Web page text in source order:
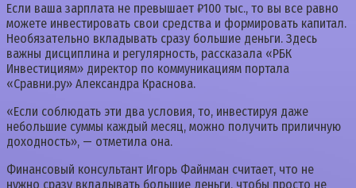
Если ваша зарплата не превышает ₽100 тыс., то вы все равно
можете инвестировать свои средства и формировать капитал.
Необязательно вкладывать сразу большие деньги. Здесь
важны дисциплина и регулярность, рассказала «РБК
Инвестициям» директор по коммуникациям портала
«Сравни.ру» Александра Краснова.
«Если соблюдать эти два условия, то, инвестируя даже
небольшие суммы каждый месяц, можно получить приличную
доходность», — отметила она.
Финансовый консультант Игорь Файнман считает, что не
нужно сразу вкладывать большие деньги, чтобы просто не